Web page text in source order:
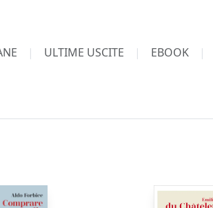
ULTIME USCITE EBOOK